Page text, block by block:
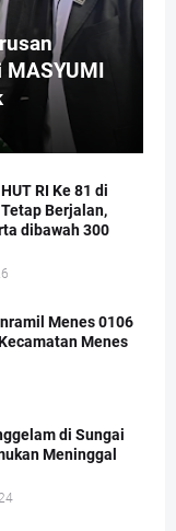
MASYUMI
RI Ke 81 di
Berjalan,
dibawah 300
Menes 0106
Menes
di Sungai
Meninggal